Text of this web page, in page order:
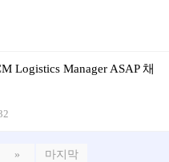
Logistics Manager ASAP 채
» 마지막